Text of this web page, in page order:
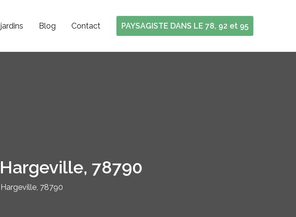
Blog Contact PAYSAGISTE DANS LE 78, 92 et 95
78790
78790